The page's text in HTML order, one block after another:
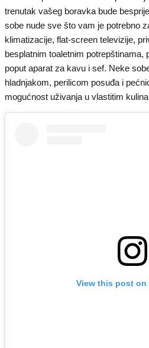
trenutak vašeg boravka bude
sobe nude sve što vam je potrebno
klimatizacije, flat-screen televizije,
besplatnim toaletnim potrepštinama,
poput aparat za kavu i sef. Neke
hladnjakom, perilicom posuđa i
mogućnost uživanja u vlastitim
View this post on